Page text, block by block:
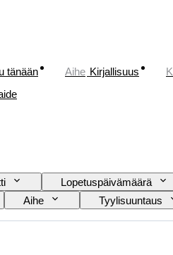
tänään Aihe Kirjallisuus
Lopetuspäivämäärä
Aihe Tyylisuuntaus
Myyjä